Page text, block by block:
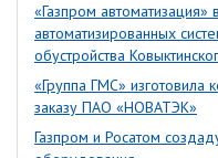
«Газпром автоматизация»
автоматизированных
обустройства
«Группа ГМС»
заказу ПАО «НОВАТЭК»
Газпром и Росатом